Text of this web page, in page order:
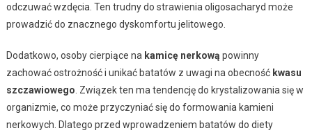
odczuwać wzdęcia. Ten trudny do strawienia oligosacharyd może
prowadzić do znacznego dyskomfortu jelitowego.
Dodatkowo, osoby cierpiące na kamicę nerkową powinny
zachować ostrożność i unikać batatów z uwagi na obecność kwasu
szczawiowego . Związek ten ma tendencję do krystalizowania się w
organizmie, co może przyczyniać się do formowania kamieni
nerkowych. Dlatego przed wprowadzeniem batatów do diety